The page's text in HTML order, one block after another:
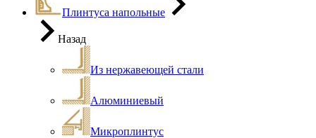
Плинтуса напольные
Назад
Из нержавеющей стали
Алюминиевый
Микроплинтус